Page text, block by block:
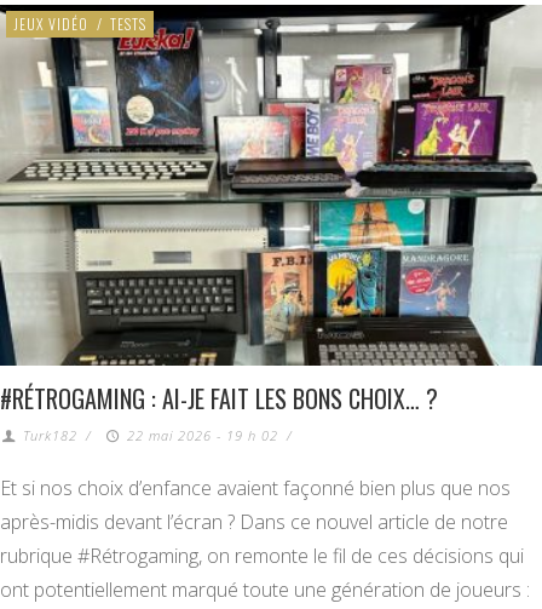
JEUX VIDÉO / TESTS
#RÉTROGAMING : AI-JE FAIT LES BONS CHOIX… ?
Turk182 / 22 mai 2026 - 19 h 02 /
Et si nos choix d’enfance avaient façonné bien plus que nos
après-midis devant l’écran ? Dans ce nouvel article de notre
rubrique #Rétrogaming, on remonte le fil de ces décisions qui
ont potentiellement marqué toute une génération de joueurs :